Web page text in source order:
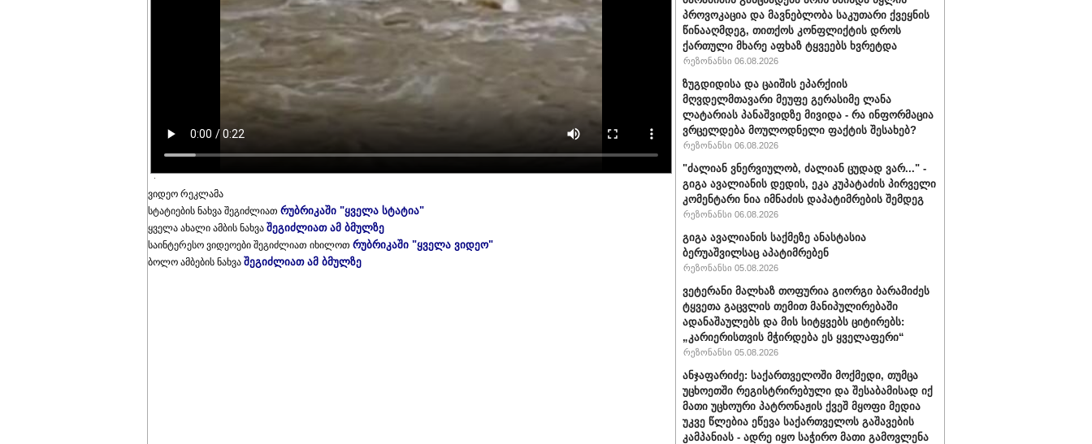
ვიდეო რეკლამა
სტატიების ნახვა შეგიძლიათ რუბრიკაში "ყველა სტატია"
ყველა ახალი ამბის ნახვა შეგიძლიათ ამ ბმულზე
საინტერესო ვიდეოები შეგიძლიათ იხილოთ რუბრიკაში "ყველა ვიდეო"
ბოლო ამბების ნახვა შეგიძლიათ ამ ბმულზე
პროვოკაცია და მავნებლობა საკუთარი ქვეყნის
წინააღმდეგ, თითქოს კონფლიქტის დროს
ქართული მხარე აფხაზ ტყვეებს ხვრეტდა
რეზონანსი 06.08.2026
ზუგდიდისა და ცაიშის ეპარქიის
მღვდელმთავარი მეუფე გერასიმე ლანა
ლატარიას პანაშვიდზე მივიდა - რა ინფორმაცია
ვრცელდება მოულოდნელი ფაქტის შესახებ?
რეზონანსი 06.08.2026
"ძა­ლი­ან ვნერ­ვი­უ­ლობ, ძა­ლი­ან ცუ­დად ვარ..." -
გიგა ავა­ლი­ა­ნის დე­დის, ეკა კუ­პა­ტა­ძის პირველი
კომენტარი ნია იმნაძის დაპატიმრების შემდეგ
რეზონანსი 06.08.2026
გიგა ავალიანის საქმეზე ანასტასია
ბერუაშვილსაც აპატიმრებენ
რეზონანსი 05.08.2026
ვეტერანი მალხაზ თოფურია გიორგი ბარამიძეს
ტყვეთა გაცვლის თემით მანიპულირებაში
ადანაშაულებს და მის სიტყვებს ციტირებს:
„კარიერისთვის მჭირდება ეს ყველაფერი“
რეზონანსი 05.08.2026
ანჯაფარიძე: საქართველოში მოქმედი, თუმცა
უცხოეთში რეგისტრირებული და შესაბამისად იქ
მათი უცხოური პატრონაჟის ქვეშ მყოფი მედია
უკვე წლებია ეწევა საქართველოს გაშავების
კამპანიას - ადრე იყო საჭირო მათი გამოვლენა